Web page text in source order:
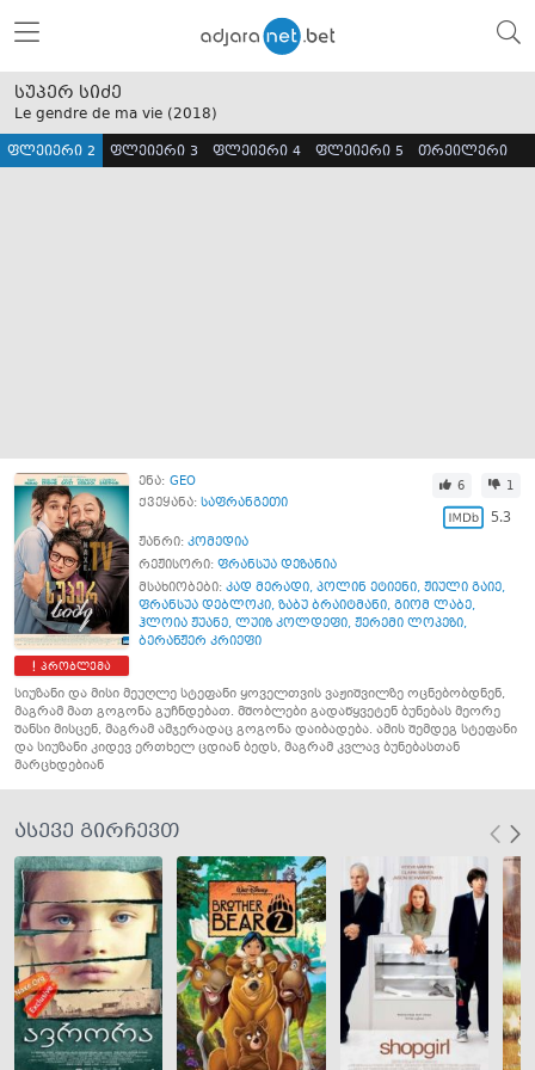
სუპერ სიძე
Le gendre de ma vie (2018)
ფლეიერი 2 ფლეიერი 3 ფლეიერი 4 ფლეიერი 5 თრეილერი
პრობლემა
ენა: GEO
ქვეყანა: საფრანგეთი
6 1
5.3
ჟანრი: კომედია
რეჟისორი: ფრანსუა დეზანია
მსახიობები: კად მერადი, პოლინ ეტიენი, ჟიული გაიე,
ფრანსუა დებლოკი, ზაბუ ბრაიტმანი, გიომ ლაბე,
ჰლოია ჟუანე, ლუიზ კოლდეფი, ჟერემი ლოპეზი,
ბერანჟერ კრიეფი
სიუზანი და მისი მეუღლე სტეფანი ყოველთვის ვაჟიშვილზე ოცნებობდნენ,
მაგრამ მათ გოგონა გუჩნდებათ. მშობლები გადაწყვეტენ ბუნებას მეორე
შანსი მისცენ, მაგრამ ამჯერადაც გოგონა დაიბადება. ამის შემდეგ სტეფანი
და სიუზანი კიდევ ერთხელ ცდიან ბედს, მაგრამ კვლავ ბუნებასთან
მარცხდებიან
ასევე გირჩევთ